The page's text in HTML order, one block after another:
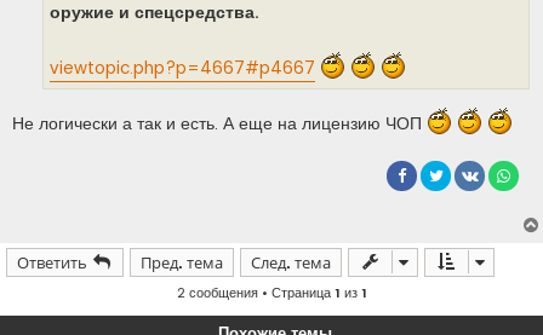
о
о
оружие и спецсредства.
viewtopic.php?p=4667#p4667
Не логически а так и есть. А еще на лицензию ЧОП
Ответить Пред. тема След. тема
2 сообщения • Страница1 из1